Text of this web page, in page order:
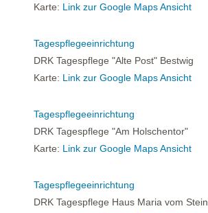
Karte: Link zur Google Maps Ansicht
Tagespflegeeinrichtung
DRK Tagespflege "Alte Post" Bestwig
Karte: Link zur Google Maps Ansicht
Tagespflegeeinrichtung
DRK Tagespflege "Am Holschentor"
Karte: Link zur Google Maps Ansicht
Tagespflegeeinrichtung
DRK Tagespflege Haus Maria vom Stein